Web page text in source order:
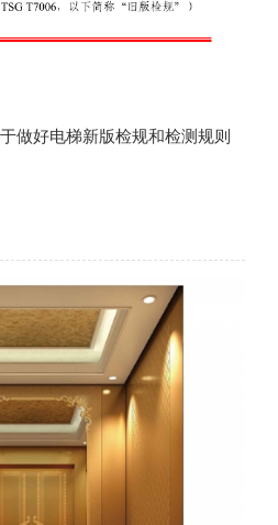
做好电梯新版检规和检测规则